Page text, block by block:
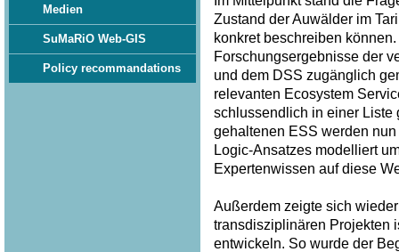
Medien
SuMaRiO Web-GIS
Policy recommandations
Zustand der Auwälder im
konkret beschreiben
Forschungsergebnisse der
und dem DSS zugänglich
relevanten Ecosystem
schlussendlich in einer Liste
gehaltenen ESS werden
Logic-Ansatzes modelliert
Expertenwissen auf diese
Außerdem zeigte sich
transdisziplinären Projekten
entwickeln. So wurde der